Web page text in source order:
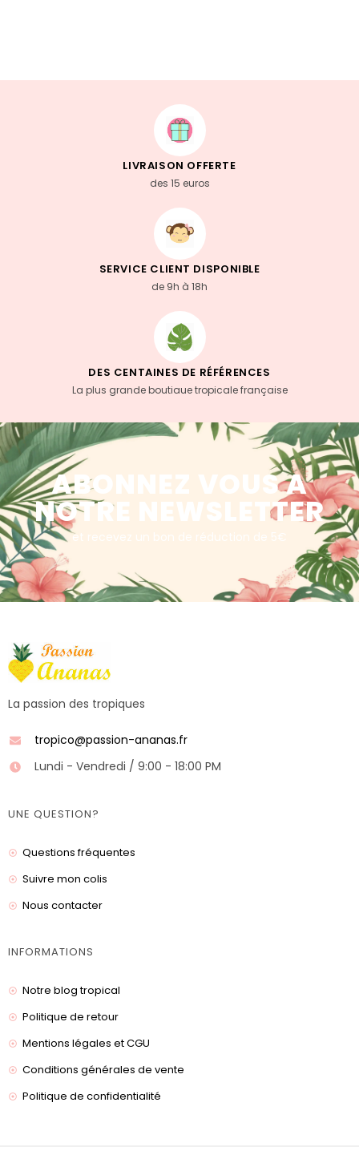
LIVRAISON OFFERTE
des 15 euros
SERVICE CLIENT DISPONIBLE
de 9h à 18h
DES CENTAINES DE RÉFÉRENCES
La plus grande boutiaue tropicale française
ABONNEZ VOUS A
NOTRE NEWSLETTER
et recevez un bon de réduction de 5€
La passion des tropiques
tropico@passion-ananas.fr
Lundi - Vendredi / 9:00 - 18:00 PM
UNE QUESTION?
Questions fréquentes
Suivre mon colis
Nous contacter
INFORMATIONS
Notre blog tropical
Politique de retour
Mentions légales et CGU
Conditions générales de vente
Politique de confidentialité